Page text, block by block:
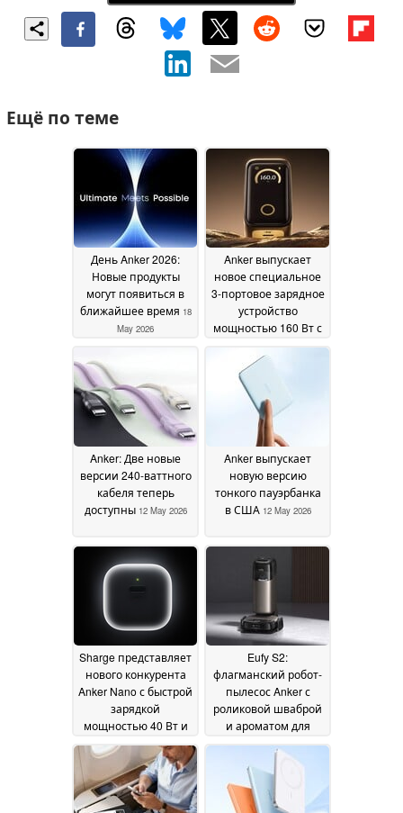
Ещё по теме
День Anker 2026:
Новые продукты
могут появиться в
ближайшее время 18
May 2026
Anker выпускает
новое специальное
3-портовое зарядное
устройство
мощностью 160 Вт с
14 May 2026
Anker: Две новые
версии 240-ваттного
кабеля теперь
доступны 12 May 2026
Anker выпускает
новую версию
тонкого пауэрбанка
в США 12 May 2026
Sharge представляет
нового конкурента
Anker Nano с быстрой
зарядкой
мощностью 40 Вт и
компактным
дизайном10 May 2026
Eufy S2:
флагманский робот-
пылесос Anker с
роликовой шваброй
и ароматом для
комнаты запускается
с подарком 08 May 2026